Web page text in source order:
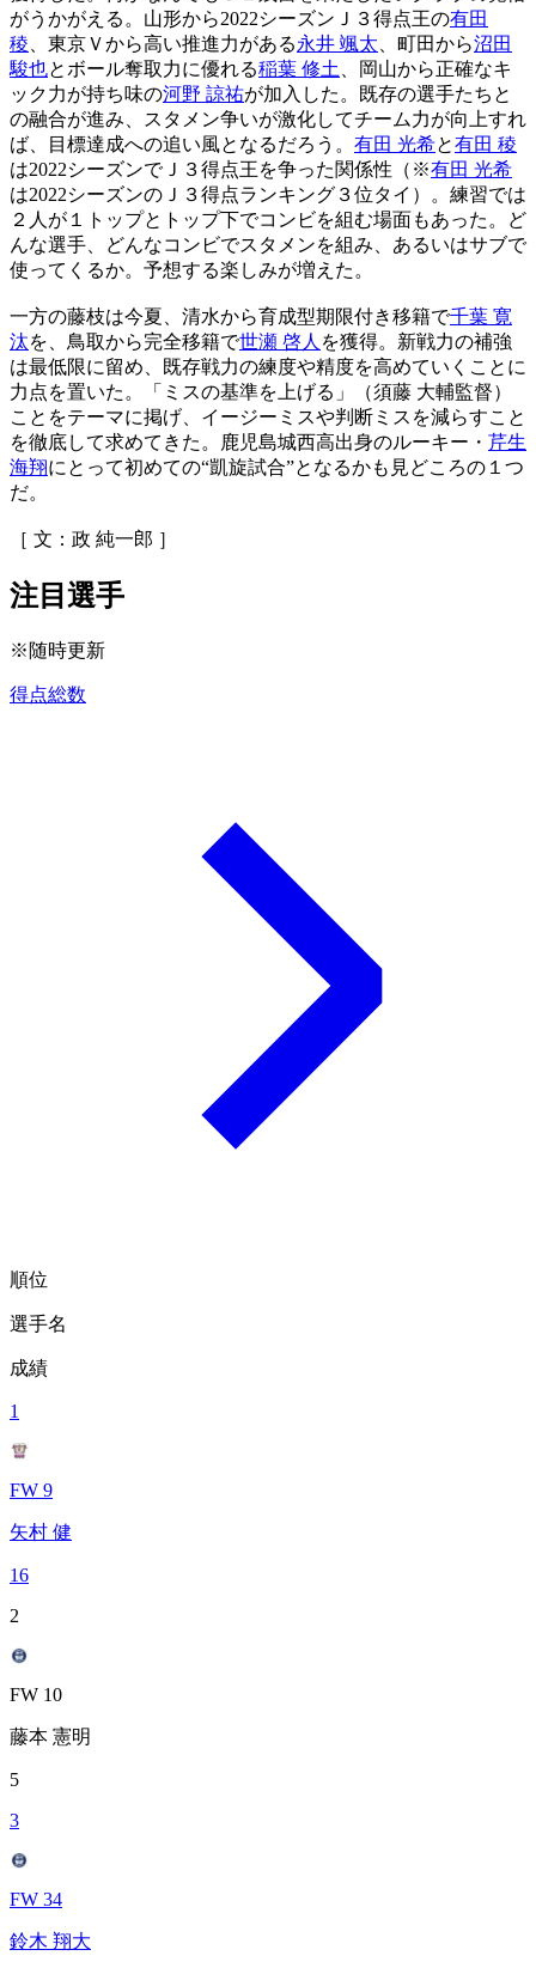
がうかがえる。山形から2022シーズンＪ３得点王の有田
稜 、東京Ｖから高い推進力がある永井 颯太 、町田から沼田
駿也とボール奪取力に優れる稲葉 修土
、岡山から正確なキ
ック力が持ち味の河野 諒祐が加入した。既存の選手たちと
の融合が進み、スタメン争いが激化してチーム力が向上すれ
ば、目標達成への追い風となるだろう。 有田 光希と有田 稜
は2022シーズンでＪ３得点王を争った関係性（※有田 光希
は2022シーズンのＪ３得点ランキング３位タイ）。練習では
２人が１トップとトップ下でコンビを組む場面もあった。ど
んな選手、どんなコンビでスタメンを組み、あるいはサブで
使ってくるか。予想する楽しみが増えた。
一方の藤枝は今夏、清水から育成型期限付き移籍で千葉 寛
汰を、鳥取から完全移籍で世瀬 啓人 を獲得。新戦力の補強
は最低限に留め、既存戦力の練度や精度を高めていくことに
力点を置いた。「ミスの基準を上げる」（須藤 大輔監督）
ことをテーマに掲げ、イージーミスや判断ミスを減らすこと
を徹底して求めてきた。鹿児島城西高出身のルーキー・ 芹生
海翔にとって初めての“凱旋試合”となるかも見どころの１つ
だ。
［ 文：政 純一郎 ］
注目選手
※随時更新
得点総数
順位
選手名
成績
1
FW 9
矢村 健
16
2
FW 10
藤本 憲明
5
3
FW 34
鈴木 翔大